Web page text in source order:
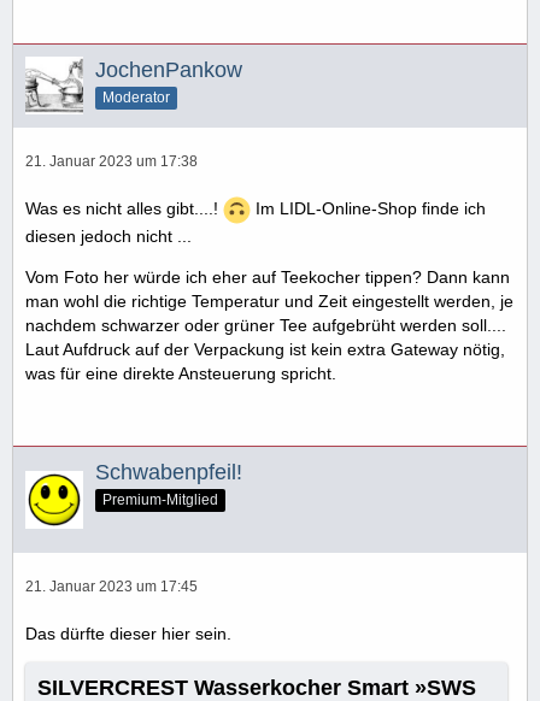
JochenPankow
Moderator
21. Januar 2023 um 17:38
Was es nicht alles gibt....!
Im LIDL-Online-Shop finde ich
diesen jedoch nicht ...
Vom Foto her würde ich eher auf Teekocher tippen? Dann kann
man wohl die richtige Temperatur und Zeit eingestellt werden, je
nachdem schwarzer oder grüner Tee aufgebrüht werden soll....
Laut Aufdruck auf der Verpackung ist kein extra Gateway nötig,
was für eine direkte Ansteuerung spricht.
Schwabenpfeil!
Premium-Mitglied
21. Januar 2023 um 17:45
Das dürfte dieser hier sein.
SILVERCREST Wasserkocher Smart »SWS